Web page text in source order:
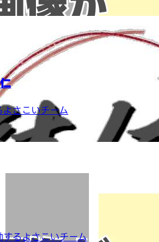
さこいチーム
るよさこいチーム